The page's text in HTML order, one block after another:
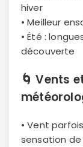
hiver
• Meilleur
• Été :
découverte
🌀Vents
• Vent
sensation